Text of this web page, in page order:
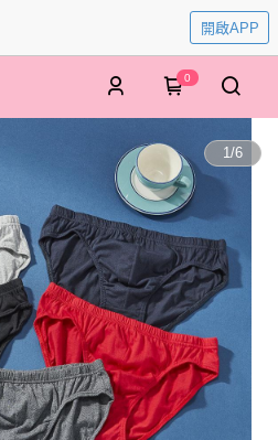
開啟APP
0
1/6